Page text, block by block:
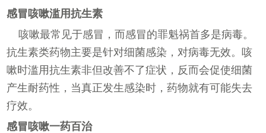
感冒咳嗽滥用抗生素
咳嗽最常见于感冒，而感冒的罪魁祸首多是病毒。
抗生素类药物主要是针对细菌感染，对病毒无效。咳
嗽时滥用抗生素非但改善不了症状，反而会促使细菌
产生耐药性，当真正发生感染时，药物就有可能失去
疗效。
感冒咳嗽一药百治